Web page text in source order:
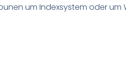
um Indexsystem oderum